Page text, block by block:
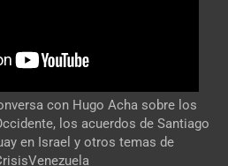
con Hugo Acha sobre los
los acuerdos de Santiago
en Israel y otros temas de